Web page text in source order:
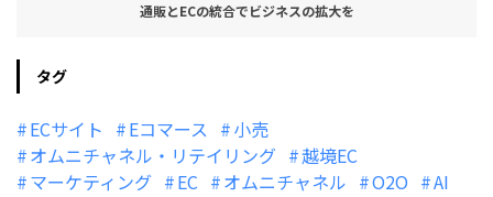
通販とECの統合でビジネスの拡大を
タグ
ECサイト Eコマース
小売
オムニチャネル・リテイリング
越境EC
マーケティング
EC オムニチャネル O2O
AI